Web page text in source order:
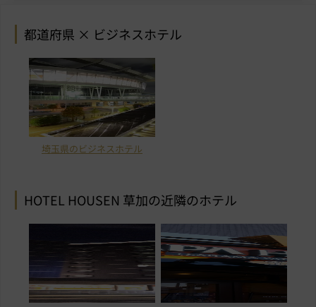
都道府県 × ビジネスホテル
埼玉県のビジネスホテル
HOTEL HOUSEN 草加の近隣のホテル